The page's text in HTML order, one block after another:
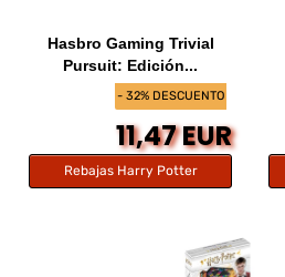
- 32% DESCUENTO
Hasbro Gaming Trivial
Pursuit: Edición...
11,47 EUR
Rebajas Harry Potter